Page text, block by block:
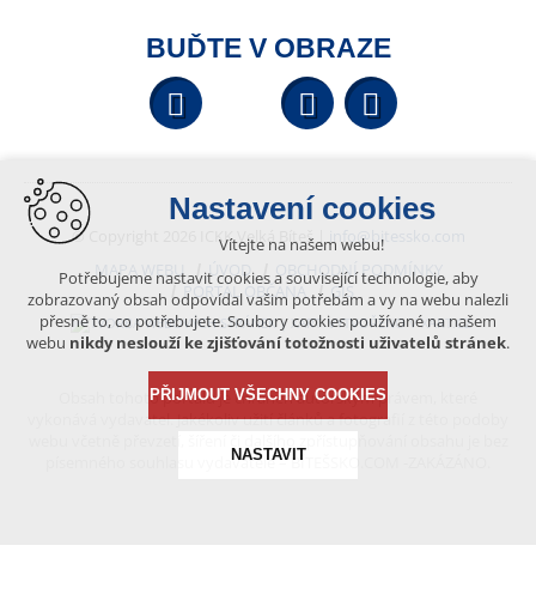
BUĎTE V OBRAZE
Facebook YouTube
© Copyright 2026 ICKK Velká Bíteš |
info@bitessko.com
MAPA WEBU
ÚVOD
OBCHODNÍ PODMÍNKY
PORTÁL OBČANA
GIS
VYTVOŘENO V XART.CZ
Obsah tohoto portálu je chráněn autorským právem, které
vykonává vydavatel. Jakékoliv užití článků a fotografií z této podoby
písemného souhlasu vydavatele – BÍTEŠSKO.COM -ZAKÁZÁNO.
Nastavení cookies
Vítejte na našem webu!
Potřebujeme nastavit cookies a související technologie, aby
zobrazovaný obsah odpovídal vašim potřebám a vy na webu nalezli
přesně to, co potřebujete. Soubory cookies používané na našem
webu nikdy neslouží ke zjišťování totožnosti uživatelů stránek.
PŘIJMOUT VŠECHNY COOKIES
NASTAVIT